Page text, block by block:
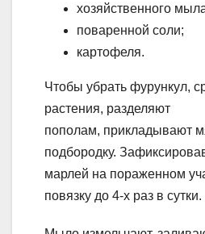
хозяйственного
поваренной соли;
картофеля.
Чтобы убрать фурункул,
растения, разделяют
пополам, прикладывают
подбородку.
марлей на пораженном
повязку до 4-х раз в сутки.